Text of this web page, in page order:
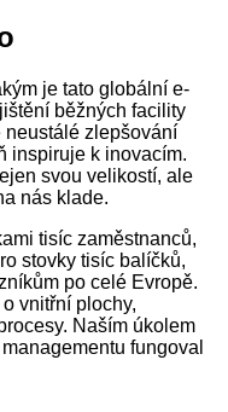
je tato globální e-
běžných facility
neustálé zlepšování
inspiruje k inovacím.
svou velikostí, ale
nás klade.
tisíc zaměstnanců,
stovky tisíc balíčků,
po celé Evropě.
vnitřní plochy,
Naším úkolem
fungoval